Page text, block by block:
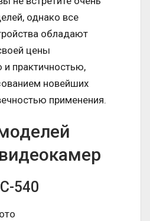
однако все
обладают
цены
практичностью,
новейших
применения.
540